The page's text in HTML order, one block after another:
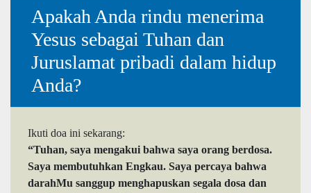
Apakah Anda rindu menerima
Yesus sebagai Tuhan dan
Juruslamat pribadi dalam hidup
Anda?
Ikuti doa ini sekarang:
“Tuhan, saya mengakui bahwa saya orang berdosa.
Saya membutuhkan Engkau. Saya percaya bahwa
darahMu sanggup menghapuskan segala dosa dan